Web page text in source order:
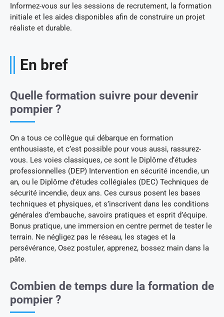
Informez-vous sur les sessions de recrutement, la formation
initiale et les aides disponibles afin de construire un projet
réaliste et durable.
En bref
Quelle formation suivre pour devenir
pompier ?
On a tous ce collègue qui débarque en formation
enthousiaste, et c’est possible pour vous aussi, rassurez-
vous. Les voies classiques, ce sont le Diplôme d’études
professionnelles (DEP) Intervention en sécurité incendie, un
an, ou le Diplôme d’études collégiales (DEC) Techniques de
sécurité incendie, deux ans. Ces cursus posent les bases
techniques et physiques, et s’inscrivent dans les conditions
générales d’embauche, savoirs pratiques et esprit d’équipe.
Bonus pratique, une immersion en centre permet de tester le
terrain. Ne négligez pas le réseau, les stages et la
persévérance, Osez postuler, apprenez, bossez main dans la
pâte.
Combien de temps dure la formation de
pompier ?